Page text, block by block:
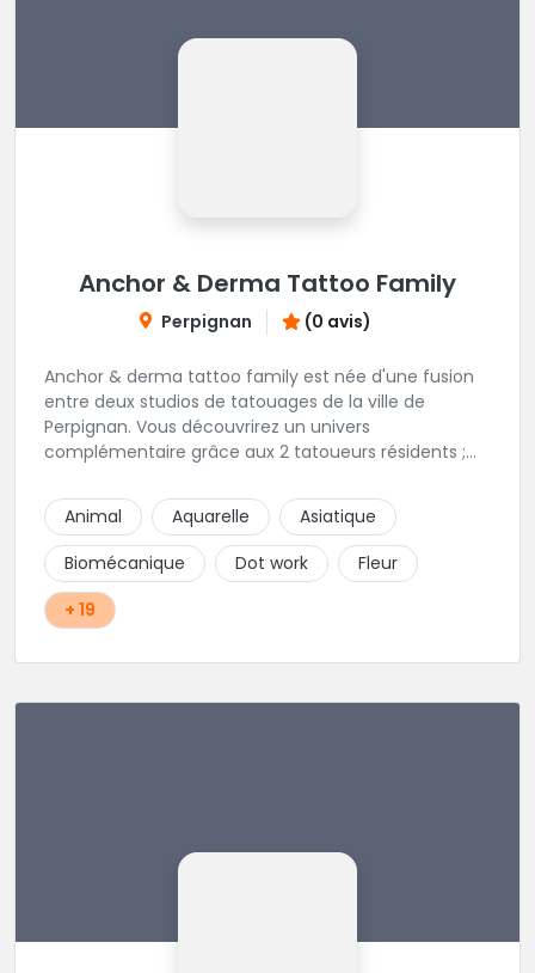
Anchor & Derma Tattoo Family
Perpignan (0 avis)
Anchor & derma tattoo family est née d'une fusion
entre deux studios de tatouages de la ville de
Perpignan. Vous découvrirez un univers
complémentaire grâce aux 2 tatoueurs résidents ;
Animal
Aquarelle
Asiatique
Biomécanique
Dot work
Fleur
+ 19